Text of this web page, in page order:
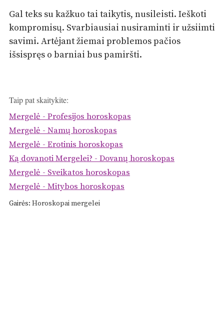
Gal teks su kažkuo tai taikytis, nusileisti. Ieškoti
kompromisų. Svarbiausiai nusiraminti ir užsiimti
savimi. Artėjant žiemai problemos pačios
išsispręs o barniai bus pamiršti.
Taip pat skaitykite:
Mergelė - Profesijos horoskopas
Mergelė - Namų horoskopas
Mergelė - Erotinis horoskopas
Ką dovanoti Mergelei? - Dovanų horoskopas
Mergelė - Sveikatos horoskopas
Mergelė - Mitybos horoskopas
Gairės: Horoskopai mergelei